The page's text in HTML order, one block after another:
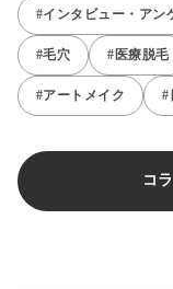
#インタビュー・アン
#毛穴 #医療脱毛
#アートメイク #
コ